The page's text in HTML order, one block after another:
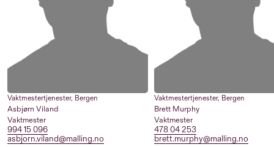
Vaktmestertjenester, Bergen
Asbjørn Viland
Vaktmester
994 15 096
asbjorn.viland@malling.no
Vaktmestertjenester, Bergen
Brett Murphy
Vaktmester
478 04 253
brett.murphy@malling.no